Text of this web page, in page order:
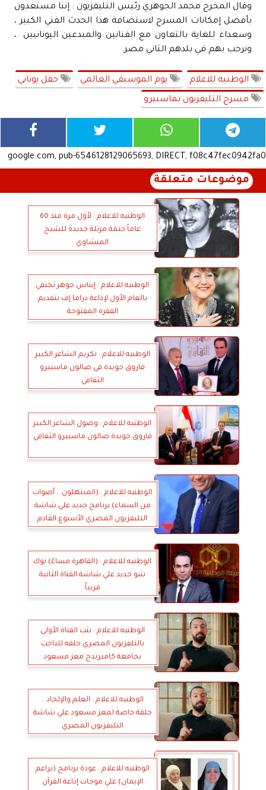
وقال المخرج محمد الجوهري رئيس التليفزيون : إننا مستعدون
بأفضل إمكانات المسرح لاستضافة هذا الحدث الفني الكبير ،
وسعداء للغاية بالتعاون مع الفنانين والمبدعين اليونانيين .،
ونرحب بهم في بلدهم الثاني مصر.
الوطنيه للاعلام يوم الموسيقي العالمي حفل يوناني
مسرح التليفزيون بماسبيرو
google.com, pub-6546128129065693, DIRECT, f08c47fec0942fa0
موضوعات متعلقة
الوطنيه للاعلام : لأول مرة منذ 60
عاماً ختمة مرتلة جديدة للشيخ
المنشاوي
الوطنيه للاعلام : إيناس جوهر تحتفي
بالعام الأول لإذاعة دراما إف بتقديم
الفقرة المفتوحة
الوطنيه للاعلام : تكريم الشاعر الكبير
فاروق جويدة في صالون ماسبيرو
الثقافي
الوطنيه للاعلام : وصول الشاعر الكبير
فاروق جويدة صالون ماسبيرو الثقافي
الوطنيه للاعلام : (المبتهلون .. أصوات
من السماء) برنامج جديد علي شاشة
التليفزيون المصري الأسبوع القادم
الوطنيه للاعلام : (القاهرة مساءً) توك
شو جديد علي شاشة القناة الثانية
قريباً
الوطنيه للاعلام : بثت القناة الأولى
بالتلفزيون المصري حلقه للباحث
بجامعة كامبريدج معز مسعود
الوطنيه للاعلام : العلم والإلحاد ..
حلقة خاصة لمعز مسعود علي شاشة
التليفزيون المصري
الوطنيه للاعلام : عودة برنامج (براعم
الإيمان) علي موجات إذاعة القرآن